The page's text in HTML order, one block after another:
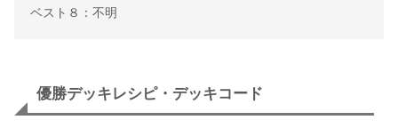
ベスト８：不明
優勝デッキレシピ・デッキコード